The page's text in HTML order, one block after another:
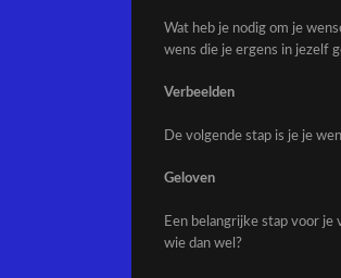
Wat heb je nodig om je
wens die je ergens in jezelf
Verbeelden
De volgende stap is je je
Geloven
Een belangrijke stap voor je
wie dan wel?